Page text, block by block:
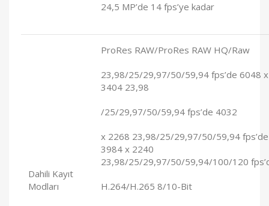
24,5 MP’de 14 fps’ye kadar
Dahili Kayıt
Modları
ProRes RAW/ProRes RAW HQ/Raw
23,98/25/29,97/50/59,94 fps’de 6048 x
3404 23,98
/25/29,97/50/59,94 fps’de 4032
x 2268 23,98/25/29,97/50/59,94 fps’de
3984 x 2240
23,98/25/29,97/50/59,94/100/120
H.264/H.265 8/10-Bit